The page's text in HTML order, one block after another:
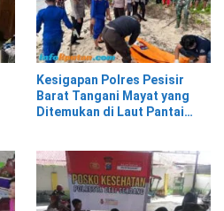
Kesigapan Polres Pesisir
Barat Tangani Mayat yang
Ditemukan di Laut Pantai